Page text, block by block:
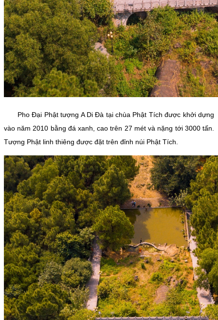
Pho Đại Phật tượng A Di Đà tại chùa Phật Tích được khởi dựng
vào năm 2010 bằng đá xanh, cao trên 27 mét và nặng tới 3000 tấn.
Tượng Phật linh thiêng được đặt trên đỉnh núi Phật Tích.